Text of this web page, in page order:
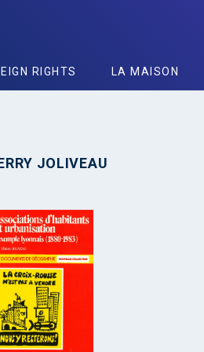
RIGHTS LA MAISON
JOLIVEAU